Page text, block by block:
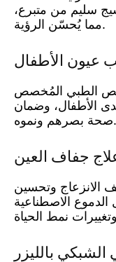
سليم من متبرع،
مما يُحسّن الرؤية.
عيون الأطفال
الطبي المُخصص
الأطفال، وضمان
صحة بصرهم ونموه.
جفاف العين
الانزعاج وتحسين
الاصطناعية
الشبكي بالليزر